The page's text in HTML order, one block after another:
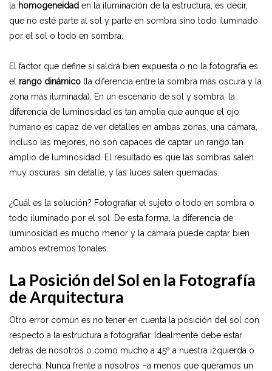
la homogeneidad en la iluminación de la estructura, es decir,
que no esté parte al sol y parte en sombra sino todo iluminado
por el sol o todo en sombra.
El factor que define si saldrá bien expuesta o no la fotografía es
el rango dinámico (la diferencia entre la sombra más oscura y la
zona más iluminada). En un escenario de sol y sombra, la
diferencia de luminosidad es tan amplia que aunque el ojo
humano es capaz de ver detalles en ambas zonas, una cámara,
incluso las mejores, no son capaces de captar un rango tan
amplio de luminosidad. El resultado es que las sombras salen
muy oscuras, sin detalle, y las luces salen quemadas.
¿Cuál es la solución? Fotografiar el sujeto o todo en sombra o
todo iluminado por el sol. De esta forma, la diferencia de
luminosidad es mucho menor y la cámara puede captar bien
ambos extremos tonales.
La Posición del Sol en la Fotografía
de Arquitectura
Otro error común es no tener en cuenta la posición del sol con
respecto a la estructura a fotografiar. Idealmente debe estar
detrás de nosotros o como mucho a 45º a nuestra izquierda o
derecha. Nunca frente a nosotros –a menos que queramos un